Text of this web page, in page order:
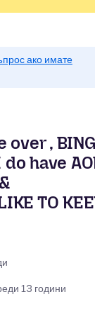
ако имате
over ,
have
TO
13 години